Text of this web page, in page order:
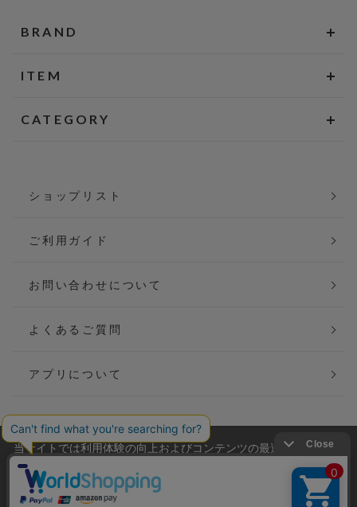
BRAND
ITEM
CATEGORY
ショップリスト
ご利用ガイド
お問い合わせについて
よくあるご質問
アプリについて
会社概要
ご利用規約
当サイトでは利用体験の向上およびコンテンツの最適な提供、ト
ラフィックの分析を目的としてCookieを使用しています。
サイトの閲覧を継続された場合、Cookieの利用に同意したことも
のといたします。